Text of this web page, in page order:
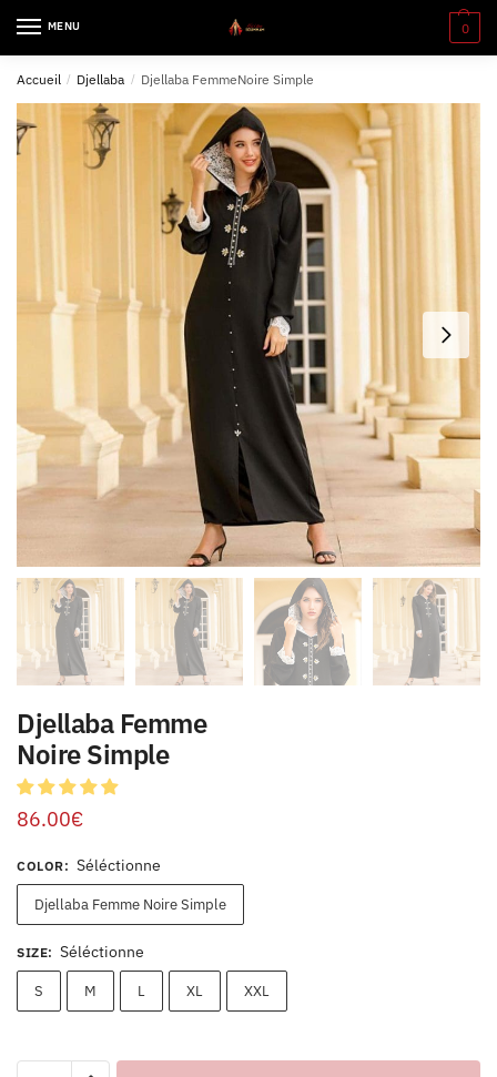
MENU 0
Accueil / Djellaba / Djellaba FemmeNoire Simple
Djellaba Femme
Noire Simple
86.00€
COLOR: Séléctionne
Djellaba Femme Noire Simple
SIZE: Séléctionne
S M L XL XXL